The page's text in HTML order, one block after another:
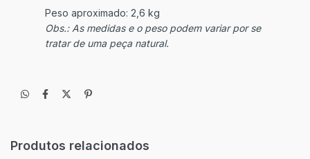
Peso aproximado: 2,6 kg
Obs.: As medidas e o peso podem variar por se
tratar de uma peça natural.
Produtos relacionados